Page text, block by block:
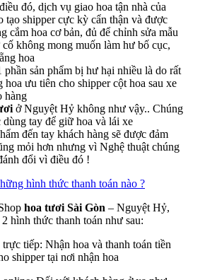
đó, dịch vụ giao hoa tận nhà của
tạo shipper cực kỳ cẩn thận và được
cắm hoa cơ bản, đủ để chỉnh sửa mẫu
không mong muốn làm hư bố cục,
hoa
phần sản phẩm bị hư hại nhiều là do rất
hoa ưu tiên cho shipper cột hoa sau xe
hàng
ở Nguyệt Hỷ không như vậy.. Chúng
tay để giữ hoa và lái xe
đến tay khách hàng sẽ được đảm
mỏi hơn nhưng vì Nghệ thuật chúng
đổi vì điều đó !
hình thức thanh toán nào ?
hoa tươi Sài Gòn – Nguyệt Hỷ,
hình thức thanh toán như sau:
tiếp: Nhận hoa và thanh toán tiền
shipper tại nơi nhận hoa